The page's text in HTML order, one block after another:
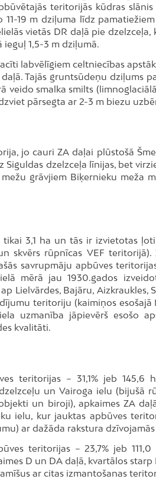
teritorijās kūdras
19 m dziļuma līdz
vietās DR daļā pie
ieguļ 1,5-3 m dziļumā.
labvēlīgiem celtniecības
Tajās gruntsūdeņu dziļums
veido smalka smilts
pārsegta ar 2-3 m biezu
jo cauri ZA daļai plūstošā
Siguldas dzelzceļa līnijas, bet
grāvjiem Biķernieku meža
3,1 ha un tās ir izvietotas
skvērs rūpnīcas VEF
savrupmāju apbūves
mērā jau 1930.gados
Lielvārdes, Bajāru, Aizkraukles,
teritoriju (kaimiņos
uzmanība jāpievērš esošo
kvalitāti.
teritorijas – 31,1% jeb 145,6
un Vairoga ielu (bijušā
un biroji), apkaimes ZA
ielu, kur jauktas apbūves
ar dažāda rakstura
teritorijas – 23,7% jeb
D un DA daļā, kvartālos starp
ar citas izmantošanas